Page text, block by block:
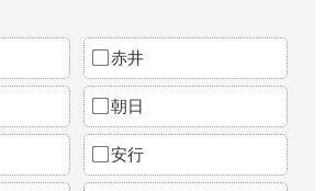
赤井
朝日
安行